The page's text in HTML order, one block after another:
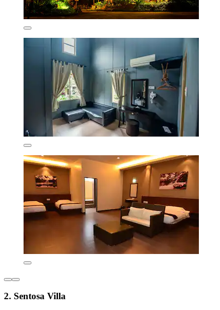
2. Sentosa Villa